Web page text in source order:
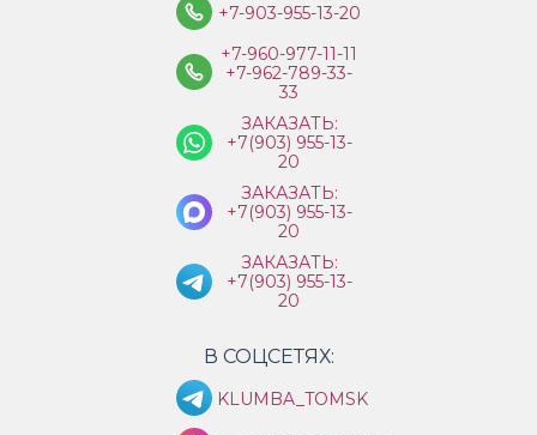
+7-903-955-13-20
+7-960-977-11-11
+7-962-789-33-
33
ЗАКАЗАТЬ:
+7(903) 955-13-
20
ЗАКАЗАТЬ:
+7(903) 955-13-
20
ЗАКАЗАТЬ:
+7(903) 955-13-
20
В СОЦСЕТЯХ:
KLUMBA_TOMSK